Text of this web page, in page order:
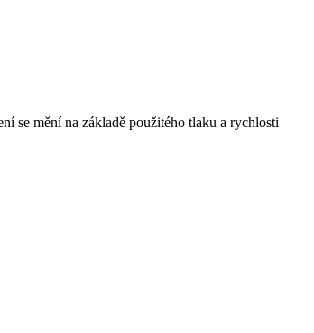
se mění na základě použitého tlaku a rychlosti